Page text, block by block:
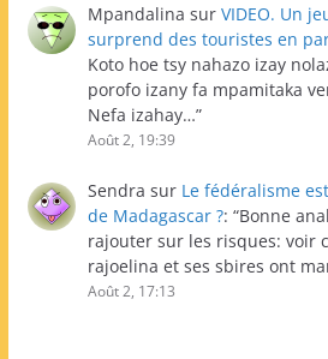
Mpandalina sur VIDEO. Un
surprend des touristes en
Koto hoe tsy nahazo izay
porofo izany fa mpamitaka
Nefa izahay…”
Août 2, 19:39
Sendra sur Le fédéralisme
de Madagascar ?: “Bonne
rajouter sur les risques: voir
rajoelina et ses sbires ont
Août 2, 17:13